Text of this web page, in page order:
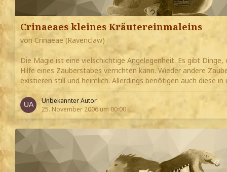
Crinaeaes kleines Kräutereinmaleins
von Crinaeae (Ravenclaw)
Die Magie ist eine vielschichtige Angelegenheit. Es gibt
Hilfe eines Zauberstabes verrichten kann. Wieder andere
existieren still und heimlich. Allerdings benötigen auch diese in
Unbekannter Autor
25. November 2006 um 00:00